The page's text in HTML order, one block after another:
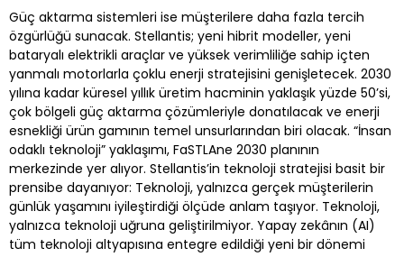
Güç aktarma sistemleri ise müşterilere daha fazla tercih
özgürlüğü sunacak. Stellantis; yeni hibrit modeller, yeni
bataryalı elektrikli araçlar ve yüksek verimliliğe sahip içten
yanmalı motorlarla çoklu enerji stratejisini genişletecek. 2030
yılına kadar küresel yıllık üretim hacminin yaklaşık yüzde 50’si,
çok bölgeli güç aktarma çözümleriyle donatılacak ve enerji
esnekliği ürün gamının temel unsurlarından biri olacak. “İnsan
odaklı teknoloji” yaklaşımı, FaSTLAne 2030 planının
merkezinde yer alıyor. Stellantis’in teknoloji stratejisi basit bir
prensibe dayanıyor: Teknoloji, yalnızca gerçek müşterilerin
günlük yaşamını iyileştirdiği ölçüde anlam taşıyor. Teknoloji,
yalnızca teknoloji uğruna geliştirilmiyor. Yapay zekânın (AI)
tüm teknoloji altyapısına entegre edildiği yeni bir dönemi